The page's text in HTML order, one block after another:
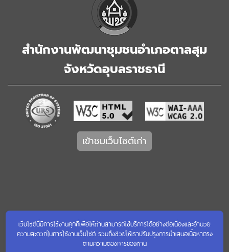
สำนักงานพัฒนาชุมชนอำเภอตาลสุม
จังหวัดอุบลราชธานี
เข้าชมเว็บไซต์เก่า
เว็บไซต์นี้มีการใช้งานคุกกี้เพื่อให้ท่านสามารถใช้บริการได้อย่างต่อเนื่องและอำนวย
ความสะดวกในการใช้งานเว็บไซต์ รวมถึงช่วยให้เราปรับปรุงการนำเสนอเนื้อหาตรง
ตามความต้องการของท่าน